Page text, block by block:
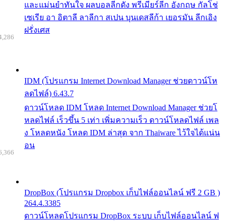
และแม่นยำทันใจ ผลบอลลีกดัง พรีเมียร์ลีก อังกฤษ กัลโช่
เซเรีย อา อิตาลี ลาลีกา สเปน บุนเดสลีก้า เยอรมัน ลีกเอิง
ฝรั่งเศส
IDM (โปรแกรม Internet Download Manager ช่วยดาวน์โห
ลดไฟล์) 6.43.7
ดาวน์โหลด IDM โหลด Internet Download Manager ช่วยโ
หลดไฟล์ เร็วขึ้น 5 เท่า เพิ่มความเร็ว ดาวน์โหลดไฟล์ เพล
ง โหลดหนัง โหลด IDM ล่าสุด จาก Thaiware ไว้ใจได้แน่น
อน
DropBox (โปรแกรม Dropbox เก็บไฟล์ออนไลน์ ฟรี 2 GB )
264.4.3385
ดาวน์โหลดโปรแกรม DropBox ระบบ เก็บไฟล์ออนไลน์ ฟ